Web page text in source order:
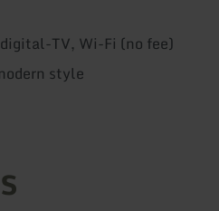
TV, Wi-Fi (no fee)
style